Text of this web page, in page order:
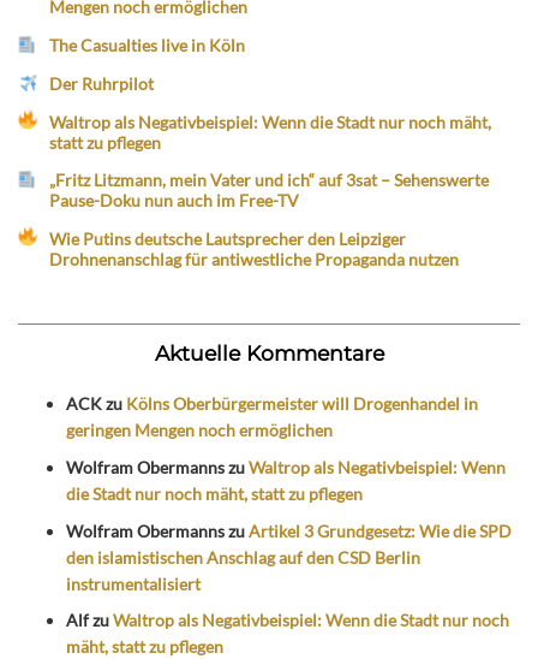
Mengen noch ermöglichen
The Casualties live in Köln
Der Ruhrpilot
Waltrop als Negativbeispiel: Wenn die Stadt nur noch mäht,
statt zu pflegen
„Fritz Litzmann, mein Vater und ich“ auf 3sat – Sehenswerte
Pause-Doku nun auch im Free-TV
Wie Putins deutsche Lautsprecher den Leipziger
Drohnenanschlag für antiwestliche Propaganda nutzen
Aktuelle Kommentare
ACKzu Kölns Oberbürgermeister will Drogenhandel in
geringen Mengen noch ermöglichen
Wolfram ObermannszuWaltrop als Negativbeispiel: Wenn
die Stadt nur noch mäht, statt zu pflegen
Wolfram ObermannszuArtikel 3 Grundgesetz: Wie die SPD
den islamistischen Anschlag auf den CSD Berlin
instrumentalisiert
AlfzuWaltrop als Negativbeispiel: Wenn die Stadt nur noch
mäht, statt zu pflegen